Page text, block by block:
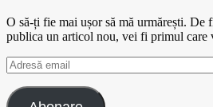
O să-ți fie mai ușor să mă urmărești. De
publica un articol nou, vei fi primul care
Adresă
email